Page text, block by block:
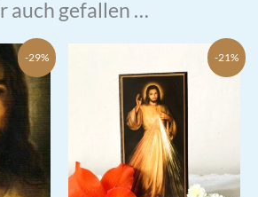
auch gefallen …
-29% -21%